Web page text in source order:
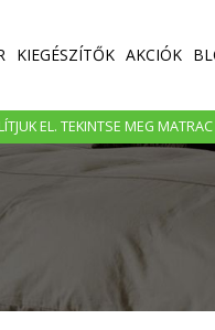
KIEGÉSZÍTŐK AKCIÓK
EL. TEKINTSE MEG